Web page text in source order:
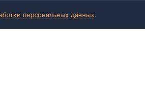
персональных данных.